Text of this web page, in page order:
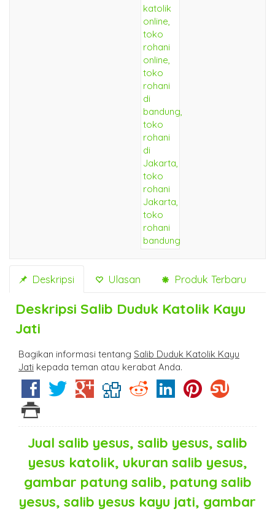
Deskripsi Ulasan Produk Terbaru
Deskripsi Salib Duduk Katolik Kayu
Jati
Bagikan informasi tentang Salib Duduk Katolik Kayu
Jati kepada teman atau kerabat Anda.
Jual salib yesus, salib yesus, salib
yesus katolik, ukuran salib yesus,
gambar patung salib, patung salib
yesus, salib yesus kayu jati, gambar